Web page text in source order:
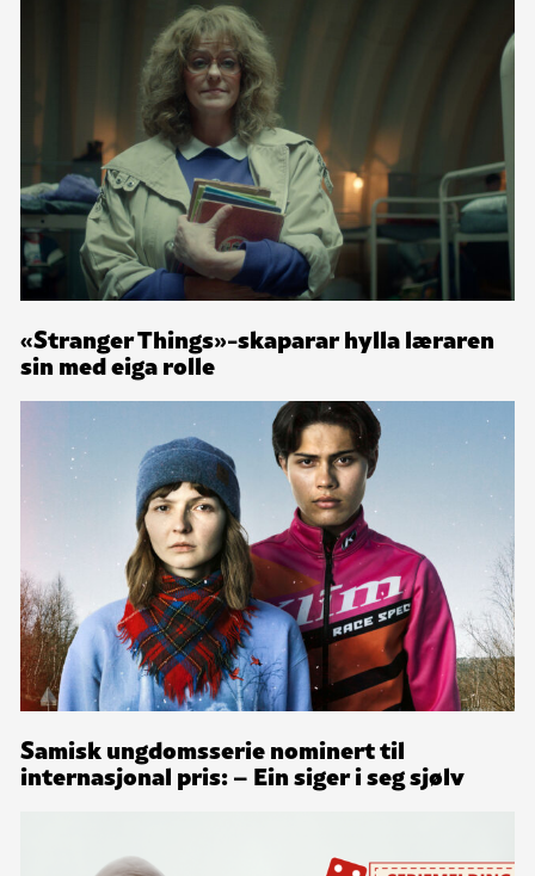
«Stranger Things»-skaparar hylla læraren
sin med eiga rolle
Samisk ungdomsserie nominert til
internasjonal pris: – Ein siger i seg sjølv